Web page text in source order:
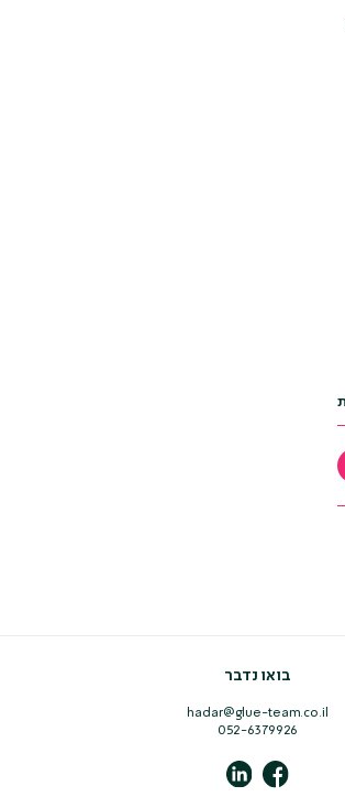
בואו נדבר
hadar@glue-team.co.il
052-6379926